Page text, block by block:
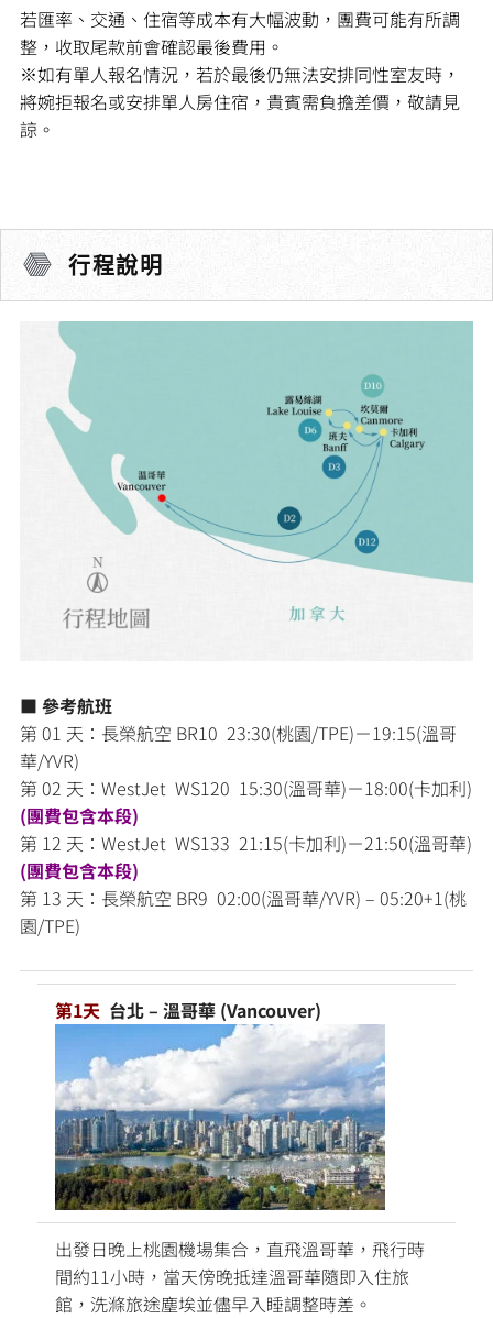
若匯率、交通、住宿等成本有大幅波動，團費可能有所調
整，收取尾款前會確認最後費用。
※如有單人報名情況，若於最後仍無法安排同性室友時，
將婉拒報名或安排單人房住宿，貴賓需負擔差價，敬請見
諒。
行程說明
■ 參考航班
第 01 天：長榮航空 BR10 23:30(桃園/TPE)－19:15(溫哥
華/YVR)
第 02 天：WestJet WS120 15:30(溫哥華)－18:00(卡加利)
(團費包含本段)
第 12 天：WestJet WS133 21:15(卡加利)－21:50(溫哥華)
(團費包含本段)
第 13 天：長榮航空 BR9 02:00(溫哥華/YVR) – 05:20+1(桃
園/TPE)
第1天 台北 – 溫哥華 (Vancouver)
出發日晚上桃園機場集合，直飛溫哥華，飛行時
間約11小時，當天傍晚抵達溫哥華隨即入住旅
館，洗滌旅途塵埃並儘早入睡調整時差。